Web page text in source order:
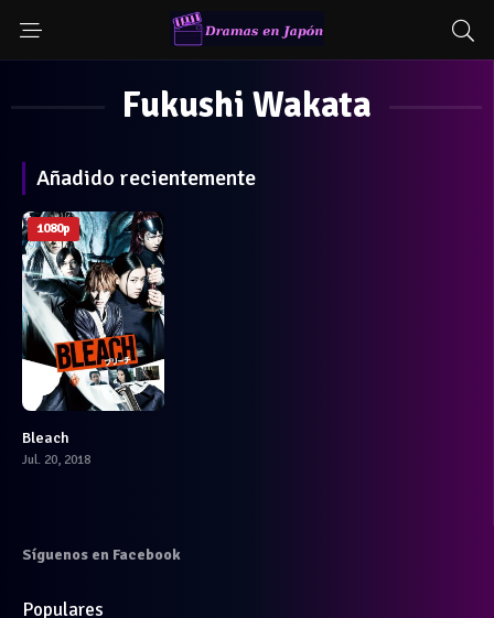
Fukushi Wakata
Añadido recientemente
1080p
Bleach
Jul. 20, 2018
Síguenos en Facebook
Populares